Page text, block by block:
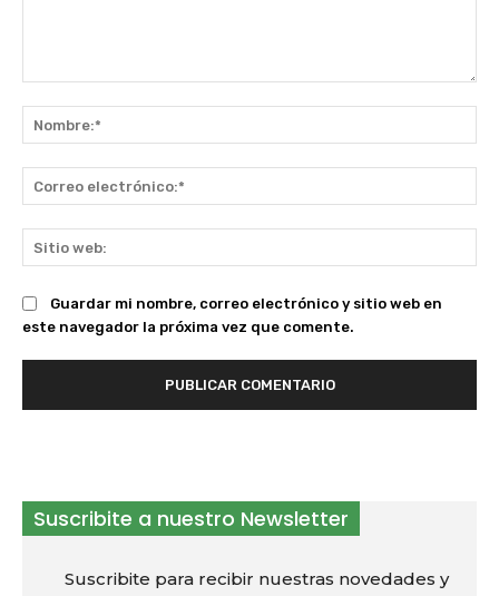
Guardar mi nombre, correo electrónico y sitio web en
este navegador la próxima vez que comente.
Suscribite a nuestro Newsletter
Suscribite para recibir nuestras novedades y